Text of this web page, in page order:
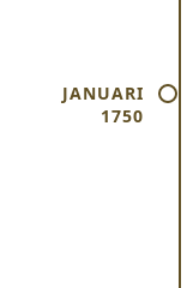
JANUARI
1750